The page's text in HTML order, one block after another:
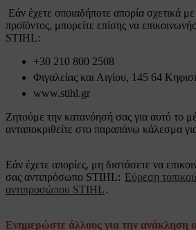
Εάν έχετε οποιαδήποτε απορία σχετικά
προϊόντος, μπορείτε επίσης να
STIHL:
+30 210 800 2508
Φιγαλείας και Αιγίου, 145 64
www.stihl.gr
Ζητούμε την κατανόησή σας για αυτό το
ανταποκριθείτε στο παραπάνω κάλεσμα
Εάν έχετε απορίες, μη διστάσετε να
σας αντιπρόσωπο STIHL: Εύρεση
αντιπροσώπου STIHL .
Ενημερώστε άλλους για την ανάκληση